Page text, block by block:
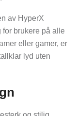
av HyperX
brukere på alle
eller gamer, er
lyd uten
og stilig